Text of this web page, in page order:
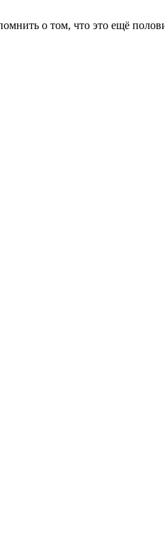
о том, что это ещё